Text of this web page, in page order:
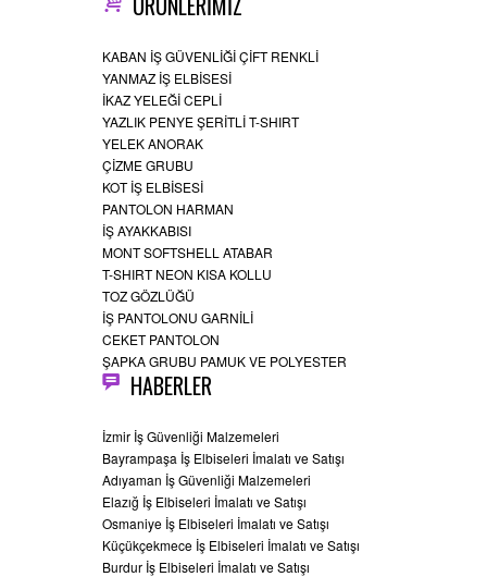
KABAN İŞ GÜVENLİĞİ ÇİFT RENKLİ
YANMAZ İŞ ELBİSESİ
İKAZ YELEĞİ CEPLİ
YAZLIK PENYE ŞERİTLİ T-SHIRT
YELEK ANORAK
ÇİZME GRUBU
KOT İŞ ELBİSESİ
PANTOLON HARMAN
İŞ AYAKKABISI
MONT SOFTSHELL ATABAR
T-SHIRT NEON KISA KOLLU
TOZ GÖZLÜĞÜ
İŞ PANTOLONU GARNİLİ
CEKET PANTOLON
ŞAPKA GRUBU PAMUK VE POLYESTER
HABERLER
İzmir İş Güvenliği Malzemeleri
Bayrampaşa İş Elbiseleri İmalatı ve Satışı
Adıyaman İş Güvenliği Malzemeleri
Elazığ İş Elbiseleri İmalatı ve Satışı
Osmaniye İş Elbiseleri İmalatı ve Satışı
Küçükçekmece İş Elbiseleri İmalatı ve Satışı
Burdur İş Elbiseleri İmalatı ve Satışı